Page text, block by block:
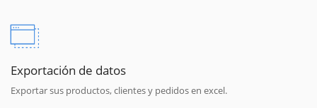
Exportación de datos
Exportar sus productos, clientes y pedidos en excel.